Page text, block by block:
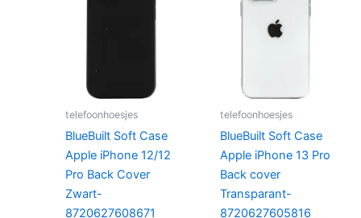
telefoonhoesjes
BlueBuilt Soft Case
Apple iPhone 12/12
Pro Back Cover
Zwart-
8720627608671
telefoonhoesjes
BlueBuilt Soft Case
Apple iPhone 13 Pro
Back cover
Transparant-
8720627605816